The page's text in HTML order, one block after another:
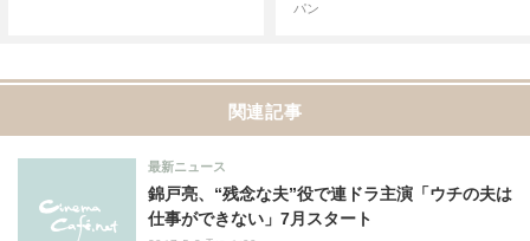
パン
関連記事
錦戸亮、“残念な夫”役で連ドラ主演「ウチの夫は
仕事ができない」7月スタート
最新ニュース